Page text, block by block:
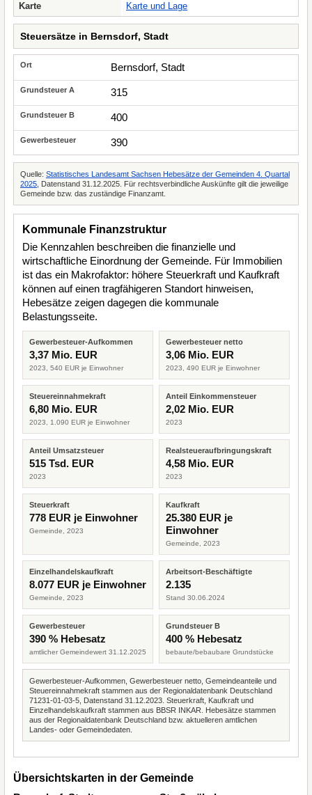
Karte
Karte und Lage
Steuersätze in Bernsdorf, Stadt
Bernsdorf, Stadt
315
400
390
Quelle: Statistisches Landesamt Sachsen Hebesätze der Gemeinden 4. Quartal
2025 , Datenstand 31.12.2025. Für rechtsverbindliche Auskünfte gilt die jeweilige
Gemeinde bzw. das zuständige Finanzamt.
Kommunale Finanzstruktur
Die Kennzahlen beschreiben die finanzielle und
wirtschaftliche Einordnung der Gemeinde. Für Immobilien
ist das ein Makrofaktor: höhere Steuerkraft und Kaufkraft
können auf einen tragfähigeren Standort hinweisen,
Hebesätze zeigen dagegen die kommunale
Belastungsseite.
Gewerbesteuer-Aufkommen
3,37 Mio. EUR
2023, 540 EUR je Einwohner
Gewerbesteuer netto
3,06 Mio. EUR
2023, 490 EUR je Einwohner
Steuereinnahmekraft
6,80 Mio. EUR
2023, 1.090 EUR je Einwohner
Anteil Einkommensteuer
2,02 Mio. EUR
2023
Anteil Umsatzsteuer
515 Tsd. EUR
2023
Realsteueraufbringungskraft
4,58 Mio. EUR
2023
Steuerkraft
778 EUR je Einwohner
Gemeinde, 2023
Kaufkraft
25.380 EUR je
Einwohner
Gemeinde, 2023
Einzelhandelskaufkraft
8.077 EUR je Einwohner
Gemeinde, 2023
Arbeitsort-Beschäftigte
2.135
Stand 30.06.2024
Gewerbesteuer
390 % Hebesatz
amtlicher Gemeindewert 31.12.2025
Grundsteuer B
400 % Hebesatz
bebaute/bebaubare Grundstücke
Gewerbesteuer-Aufkommen, Gewerbesteuer netto, Gemeindeanteile und
Steuereinnahmekraft stammen aus der Regionaldatenbank Deutschland
71231-01-03-5, Datenstand 31.12.2023. Steuerkraft, Kaufkraft und
Einzelhandelskaufkraft stammen aus BBSR INKAR. Hebesätze stammen
aus der Regionaldatenbank Deutschland bzw. aktuelleren amtlichen
Landes- oder Gemeindedaten.
Übersichtskarten in der Gemeinde